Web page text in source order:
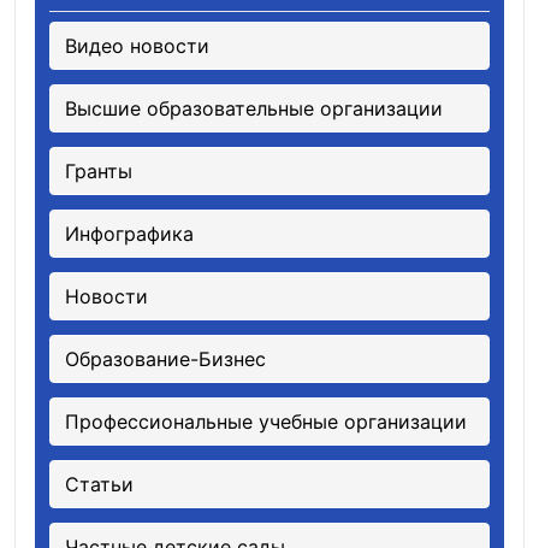
Видео новости
Высшие образовательные организации
Гранты
Инфографика
Новости
Образование-Бизнес
Профессиональные учебные организации
Статьи